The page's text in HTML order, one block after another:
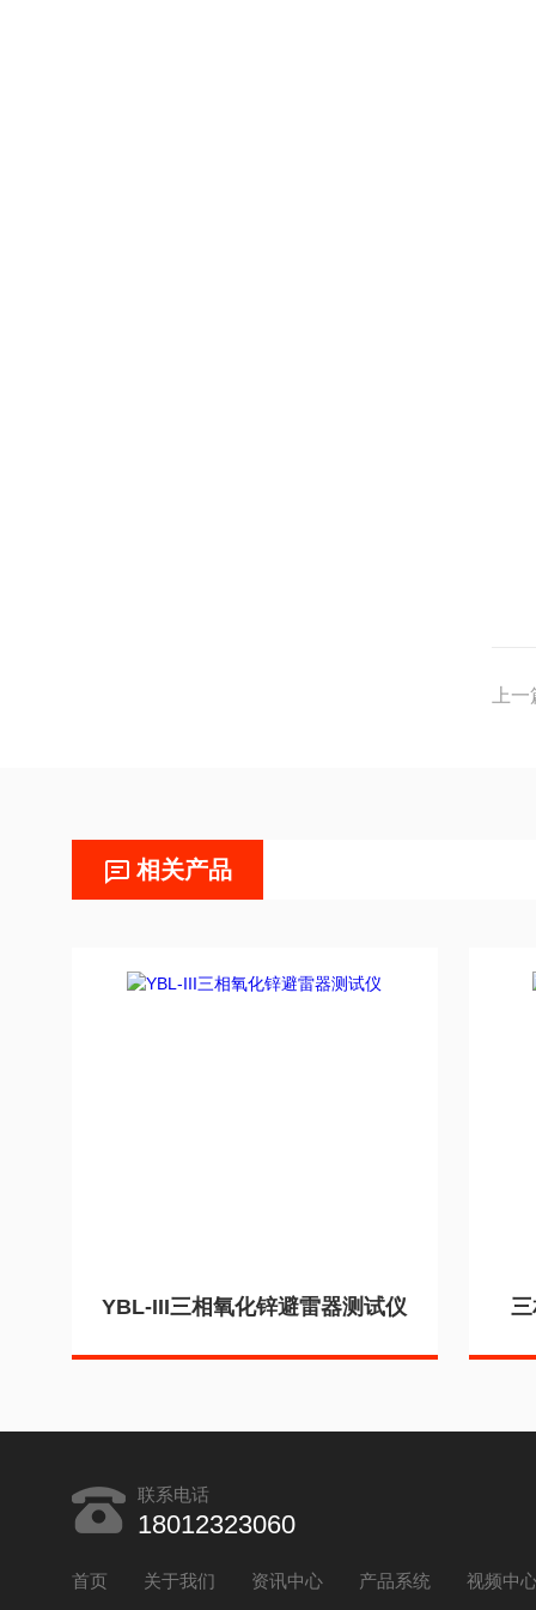
上
相关产品
YBL-III三相氧化锌避雷器测试仪
联系电话
18012323060
首页 关于我们 资讯中心 产品系统 视频中